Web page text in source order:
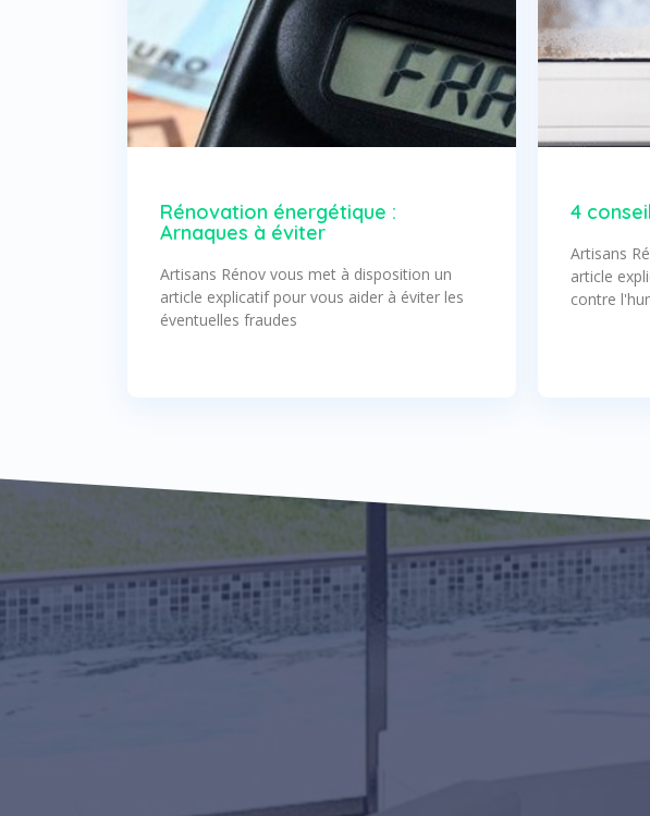
Rénovation énergétique :
Arnaques à éviter
Artisans Rénov vous met à disposition un
article explicatif pour vous aider à éviter les
éventuelles fraudes
4
Artisans
article
contre